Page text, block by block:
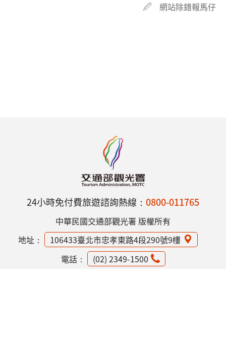
網站除錯報馬仔
24小時免付費旅遊諮詢熱線： 0800-011765
中華民國交通部觀光署 版權所有
地址：
106433臺北市忠孝東路4段290號9樓
電話：
(02) 2349-1500